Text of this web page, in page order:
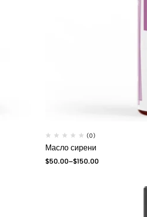
(0)
Масло сирени
$50.00–$150.00